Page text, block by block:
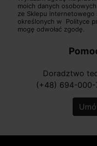
moich danych
ze Sklepu internetowego
określonych w Polityce
mogę odwołać zgodę.
Doradztwo
(+48) 694-000-